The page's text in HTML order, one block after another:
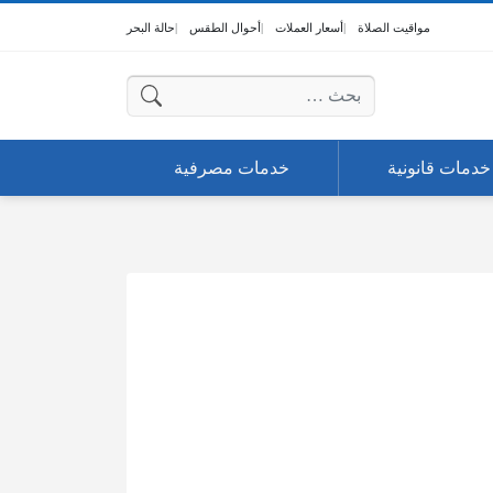
مواقيت الصلاة أسعار العملات أحوال الطقس حالة البحر
البحث عن:
خدمات قانونية خدمات مصرفية